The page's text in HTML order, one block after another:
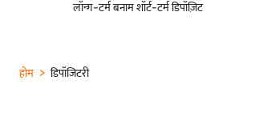
लॉन्ग-टर्म बनाम शॉर्ट-टर्म डिपॉज़िट
होम डिपॉजिटरी